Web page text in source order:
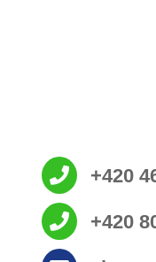
+420
+420